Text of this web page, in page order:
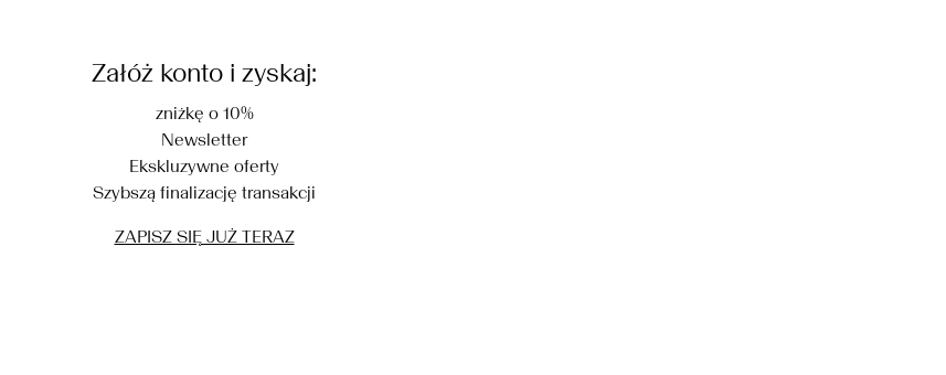
Załóż konto i zyskaj:
zniżkę o 10%
Newsletter
Ekskluzywne oferty
Szybszą finalizację transakcji
ZAPISZ SIĘ JUŻ TERAZ